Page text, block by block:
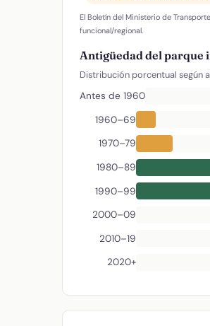
El Boletín del Ministerio de
funcional/regional.
Antigüedad del
Distribución porcentual según
Antes de 1960
1960–69
1970–79
1980–89
1990–99
2000–09
2010–19
2020+